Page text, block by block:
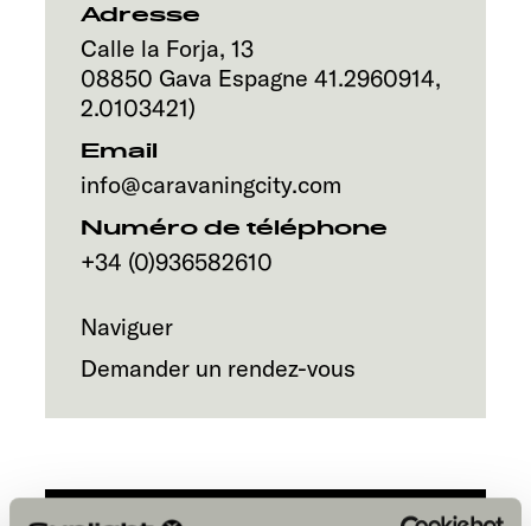
Service
Adresse
Calle la Forja, 13
08850 Gava Espagne 41.2960914,
2.0103421)
Email
info@caravaningcity.com
Numéro de téléphone
+34 (0)936582610
Naviguer
Demander un rendez-vous